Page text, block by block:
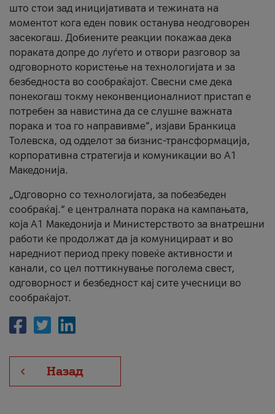
што стои зад иницијативата и тежината на
моментот кога еден повик останува неодговорен
засекогаш. Добиените реакции покажаа дека
пораката допре до луѓето и отвори разговор за
одговорното користење на технологијата и за
безбедноста во сообраќајот. Свесни сме дека
понекогаш токму неконвенционалниот пристап е
потребен за навистина да се слушне важната
порака и тоа го направивме”, изјави Бранкица
Толевска, од одделот за бизнис-трансформација,
корпоративна стратегија и комуникации во А1
Македонија.
„Одговорно со технологијата, за побезбеден
сообраќај.“ е централната порака на кампањата,
која A1 Македонија и Министерството за внатрешни
работи ќе продолжат да ја комуницираат и во
наредниот период преку повеќе активности и
канали, со цел поттикнување поголема свест,
одговорност и безбедност кај сите учесници во
сообраќајот.
Назад